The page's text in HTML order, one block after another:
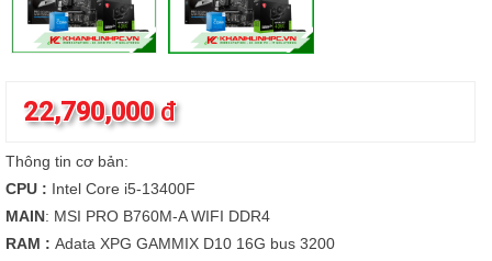
22,790,000đ
Thông tin cơ bản:
CPU : Intel Core i5-13400F
MAIN: MSI PRO B760M-A WIFI DDR4
RAM : Adata XPG GAMMIX D10 16G bus 3200